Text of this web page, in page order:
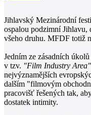
Jihlavský Mezinárodní
ospalou podzimní Jihlavu,
všeho druhu. MFDF totiž
Jedním ze zásadních
v tzv. "Film Industry Area"
nejvýznamějších
dalším "filmovým
pracovišť řešených tak,
dostatek intimity.